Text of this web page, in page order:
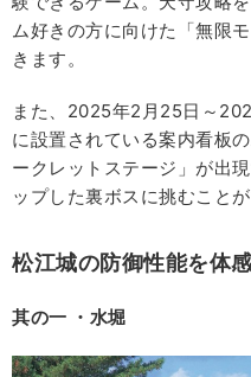
ム好きの方に向けた「無限
きます。
また、2025年2月25日～
に設置されている案内看板
ークレットステージ」が出
ップした裏ボスに挑むことが
松江城の防御性能を体
其の一 ・水堀